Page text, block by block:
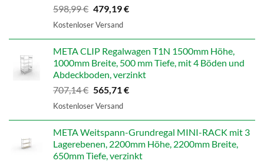
598,99€ Ursprünglicher
Preis
479,19€Aktueller
Kostenloser Versand
META CLIP Regalwagen T1N 1500mm Höhe,
1000mm Breite, 500 mm Tiefe, mit 4 Böden und
Abdeckboden, verzinkt
707,14€ Ursprünglicher
Preis
565,71€Aktueller
Kostenloser Versand
META Weitspann-Grundregal MINI-RACK mit 3
Lagerebenen, 2200mm Höhe, 2200mm Breite,
650mm Tiefe, verzinkt